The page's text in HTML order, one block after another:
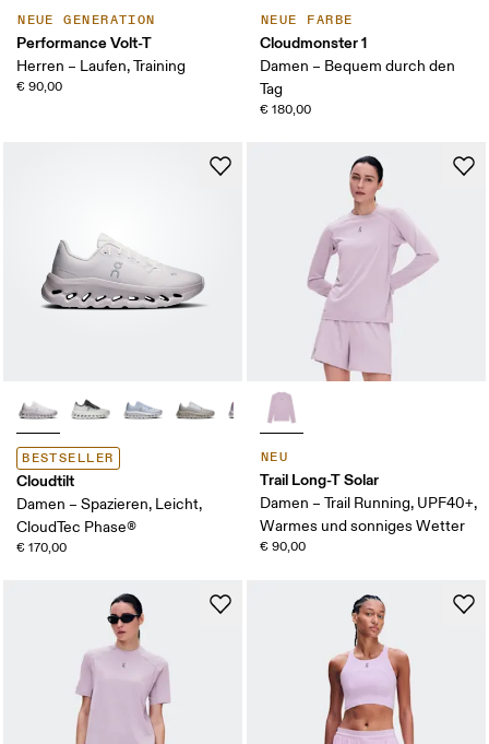
NEUE GENERATION
Performance Volt-T
Herren – Laufen, Training
€ 90,00
NEUE FARBE
Cloudmonster 1
Damen – Bequem durch den
Tag
€ 180,00
BESTSELLER
Cloudtilt
Damen – Spazieren, Leicht,
CloudTec Phase®
€ 170,00
NEU
Trail Long-T Solar
Damen – Trail Running, UPF40+,
Warmes und sonniges Wetter
€ 90,00